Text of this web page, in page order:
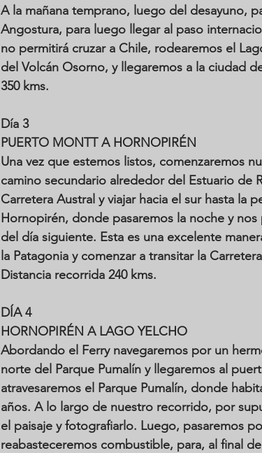
A la mañana temprano, luego del desayuno,
Angostura, para luego llegar al paso
no permitirá cruzar a Chile, rodearemos el
del Volcán Osorno, y llegaremos a la ciudad
350 kms.
Día 3
PUERTO MONTT A HORNOPIRÉN
Una vez que estemos listos, comenzaremos
camino secundario alrededor del Estuario de
Carretera Austral y viajar hacia el sur hasta la
Hornopirén, donde pasaremos la noche y
del día siguiente. Esta es una excelente
la Patagonia y comenzar a transitar la
Distancia recorrida 240 kms.
DÍA 4
HORNOPIRÉN A LAGO YELCHO
Abordando el Ferry navegaremos por un
norte del Parque Pumalín y llegaremos al
atravesaremos el Parque Pumalín, donde
años. A lo largo de nuestro recorrido, por
el paisaje y fotografiarlo. Luego, pasaremos
reabasteceremos combustible, para, al final